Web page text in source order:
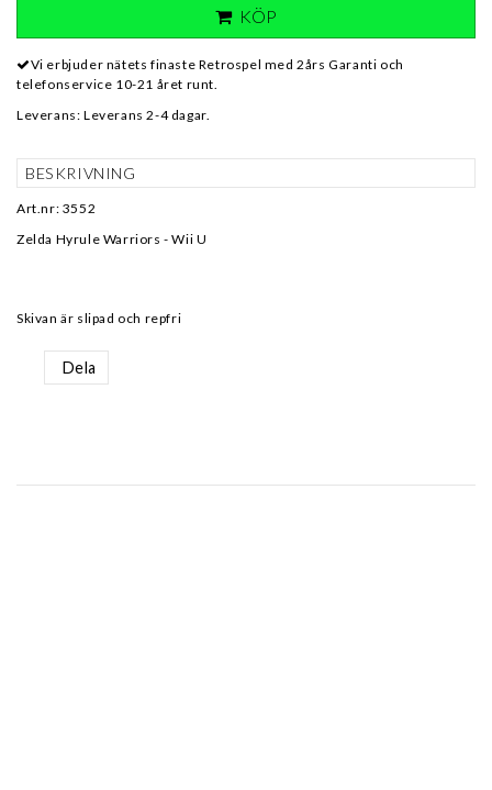
KÖP
Vi erbjuder nätets finaste Retrospel med 2års Garanti och
telefonservice 10-21 året runt.
Leverans: Leverans 2-4 dagar.
BESKRIVNING
Art.nr: 3552
Zelda Hyrule Warriors - Wii U
Skivan är slipad och repfri
Dela